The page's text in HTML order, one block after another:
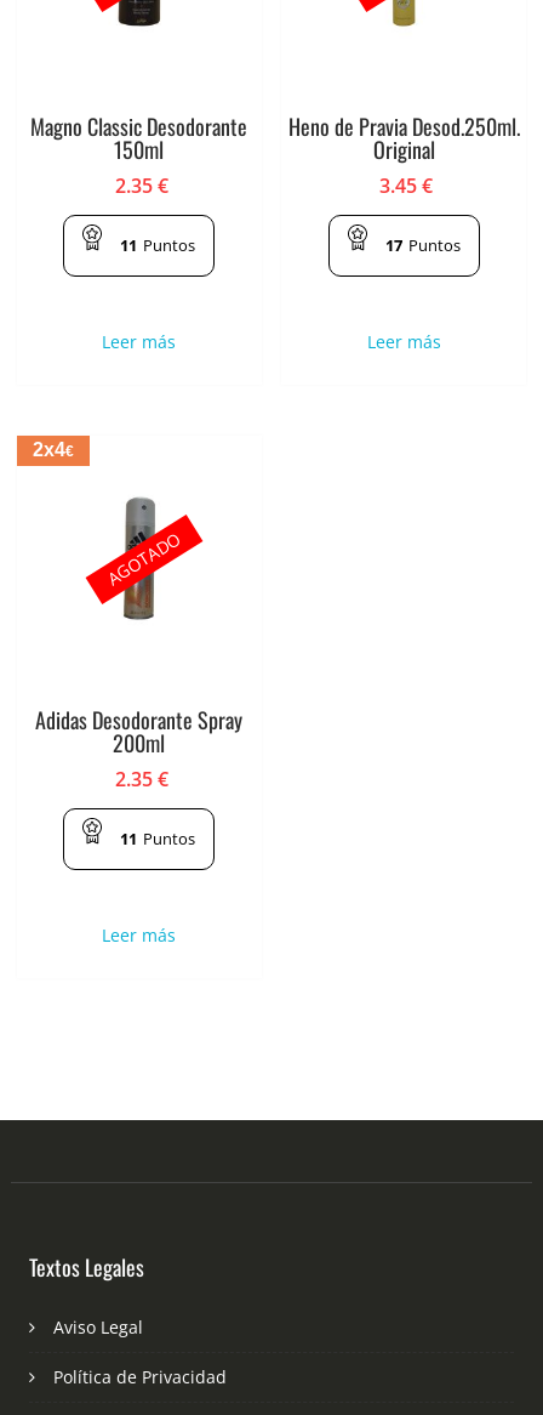
Magno Classic Desodorante
150ml
2.35€
11 Puntos
Leer más
Heno de Pravia Desod.250ml.
Original
3.45€
17 Puntos
Leer más
2x4€
Adidas Desodorante Spray
200ml
2.35€
11 Puntos
Leer más
AGOTADO
Textos Legales
Aviso Legal
Política de Privacidad